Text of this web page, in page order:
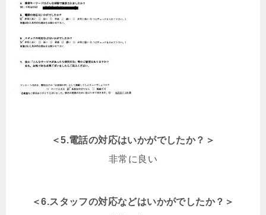
＜5.電話の対応はいかがでしたか？＞
非常に良い
＜6.スタッフの対応などはいかがでしたか？＞